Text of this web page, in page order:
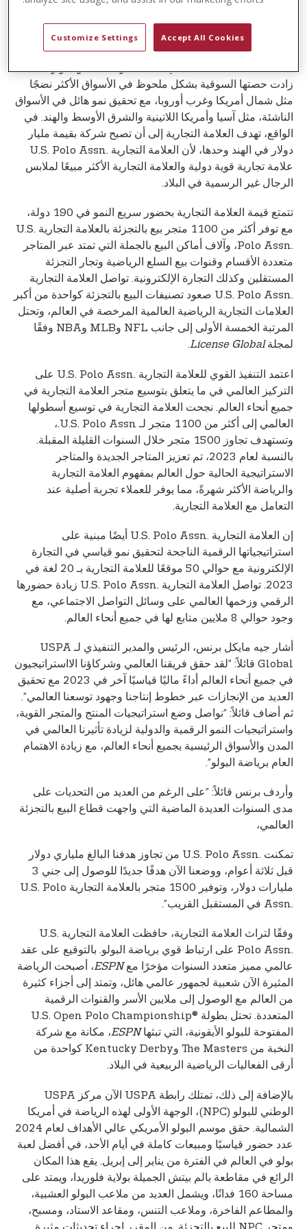
إن النمو القياسي للعلامة التجارية العالمية للرياضة هو نتيجة
لتوسيع قيمتها الكبيرة الحالية في جميع المناطق حول العالم.
زادت حصتها السوقية بشكل ملحوظ في الأسواق الأكثر نضجًا
مثل شمال أمريكا وغرب أوروبا، مع تحقيق نمو هائل في الأسواق
الناشئة، مثل آسيا وأمريكا اللاتينية والشرق الأوسط والهند. في
الواقع، تهدف العلامة التجارية إلى أن تصبح شركة بقيمة مليار
دولار في الهند وحدها، لأن العلامة التجارية U.S. Polo Assn.‎
علامة تجارية قوية دولية والعلامة التجارية الأكثر مبيعًا لملابس
الرجال غير الرسمية في البلاد.
تتمتع قيمة العلامة التجارية بحضور سريع النمو في 190 دولة،
مع توفر أكثر من 1100 متجر بيع بالتجزئة بالعلامة التجارية U.S.
Polo Assn.‎، وآلاف أماكن البيع بالجملة التي تمتد عبر المتاجر
متعددة الأقسام وقنوات بيع السلع الرياضية وتجار التجزئة
المستقلين وكذلك التجارة الإلكترونية. تواصل العلامة التجارية
U.S. Polo Assn.‎ صعود تصنيفات البيع بالتجزئة كواحدة من أكبر
العلامات التجارية الرياضية العالمية المرخصة في العالم، وتحتل
المرتبة الخمسة الأولى إلى جانب NFL وMLB وNBA وفقًا
لمجلةLicense Global
.
اعتمد التنفيذ القوي للعلامة التجارية U.S. Polo Assn.‎ على
التركيز العالمي في ما يتعلق بتوسيع متجر العلامة التجارية في
جميع أنحاء العالم. نجحت العلامة التجارية في توسيع أسطولها
العالمي إلى أكثر من 1100 متجر لـ U.S. Polo Assn.،
وتستهدف تجاوز 1500 متجر خلال السنوات القليلة المقبلة.
بالنسبة لعام 2023، تم تعزيز المتاجر الجديدة والمتاجر
الاستراتيجية الحالية حول العالم بمفهوم العلامة التجارية
والرياضة الأكثر شهرةً، مما يوفر للعملاء تجربة أصلية عند
التعامل مع العلامة التجارية.
إن العلامة التجارية U.S. Polo Assn.‎ أيضًا مبنية على
استراتيجياتها الرقمية الناجحة لتحقيق نمو قياسي في التجارة
الإلكترونية مع حوالي 50 موقعًا للعلامة التجارية بـ 20 لغة في
2023. تواصل العلامة التجارية U.S. Polo Assn.‎ زيادة حضورها
الرقمي وزخمها العالمي على وسائل التواصل الاجتماعي، مع
وجود حوالي 8 ملايين متابع لها في جميع أنحاء العالم.
أشار جيه مايكل برنس، الرئيس والمدير التنفيذي لـ USPA
Global قائلاً: ”لقد حقق فريقنا العالمي وشركاؤنا الااستراتيجيون
في جميع أنحاء العالم أداءً ماليًا قياسيًا آخر في 2023 مع تحقيق
العديد من الإنجازات عبر خطوط إنتاجنا وجهود توسعنا العالمي”.
ثم أضاف قائلاً: ”نواصل وضع استراتيجيات المنتج والمتجر القوية،
واستراتيجيات النمو الرقمية والدولية لزيادة تأثيرنا العالمي في
المدن والأسواق الرئيسية بجميع أنحاء العالم، مع زيادة الاهتمام
العام برياضة البولو”.
وأردف برنس قائلاً: ”على الرغم من العديد من التحديات على
مدى السنوات العديدة الماضية التي واجهت قطاع البيع بالتجزئة
العالمي،
تمكنت U.S. Polo Assn.‎ من تجاوز هدفنا البالغ ملياري دولار
قبل ثلاثة أعوام، ووضعنا الآن هدفًا جديدًا للوصول إلى جني 3
مليارات دولار، وتوفير 1500 متجر بالعلامة التجارية U.S. Polo
Assn.‎ في المستقبل القريب”.
وفقًا لتراث العلامة التجارية، حافظت العلامة التجارية U.S.
Polo Assn.‎ على ارتباط قوي برياضة البولو. بالتوقيع على عقد
عالمي مميز متعدد السنوات مؤخرًا معESPN، أصبحت الرياضة
المثيرة الآن شعبية لجمهور عالمي هائل، وتمتد إلى أجزاء كثيرة
من العالم مع الوصول إلى ملايين الأسر والقنوات الرقمية
المتعددة. تحتل بطولة U.S. Open Polo Championship®‎
المفتوحة للبولو الأيقونية، التي تبثهاESPN، مكانة مع شركة
النخبة من The Masters وKentucky Derby كواحدة من
أرقى الفعاليات الرياضية الربيعية في البلاد.
بالإضافة إلى ذلك، تمتلك رابطة USPA الآن مركز USPA
الوطني للبولو (NPC)، الوجهة الأولى لهذه الرياضة في أمريكا
الشمالية. حقق موسم البولو الأمريكي عالي الأهداف لعام 2024
عدد حضور قياسيًا ومبيعات كاملة في أيام الأحد، في أفضل لعبة
بولو في العالم في الفترة من يناير إلى إبريل. يقع هذا المكان
الرائع في مقاطعة بالم بيتش الجميلة بولاية فلوريدا، ويمتد على
مساحة 160 فدانًا، ويشمل العديد من ملاعب البولو العشبية،
والمطاعم الفاخرة، وملاعب التنس، ومقاعد الاستاد، ومسبح،
Customize Settings Accept All Cookies